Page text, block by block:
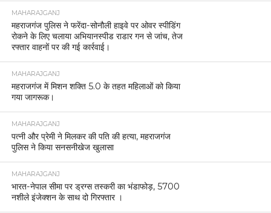
MAHARAJGANJ
महराजगंज पुलिस ने फरेंदा-सोनौली हाइवे पर ओवर स्पीडिंग
रोकने के लिए चलाया अभियानस्पीड राडार गन से जांच, तेज
रफ्तार वाहनों पर की गई कार्रवाई।
MAHARAJGANJ
महराजगंज में मिशन शक्ति 5.0 के तहत महिलाओं को किया
गया जागरूक।
MAHARAJGANJ
पत्नी और प्रेमी ने मिलकर की पति की हत्या, महराजगंज
पुलिस ने किया सनसनीखेज खुलासा
MAHARAJGANJ
भारत-नेपाल सीमा पर ड्रग्स तस्करी का भंडाफोड़, 5700
नशीले इंजेक्शन के साथ दो गिरफ्तार ।